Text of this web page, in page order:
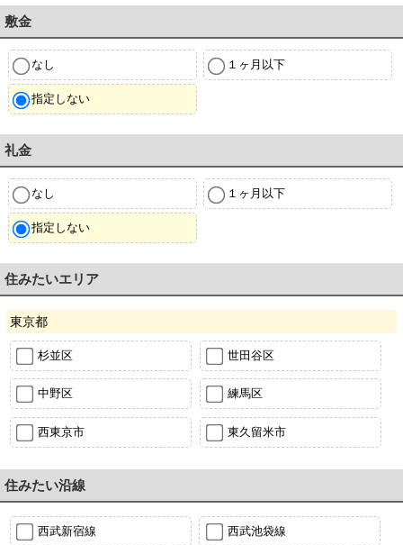
敷金
なし １ヶ月以下
指定しない
礼金
なし １ヶ月以下
指定しない
住みたいエリア
東京都
杉並区 世田谷区
中野区 練馬区
西東京市 東久留米市
住みたい沿線
西武新宿線 西武池袋線